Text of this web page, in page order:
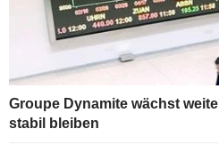
Groupe Dynamite wächst
stabil bleiben